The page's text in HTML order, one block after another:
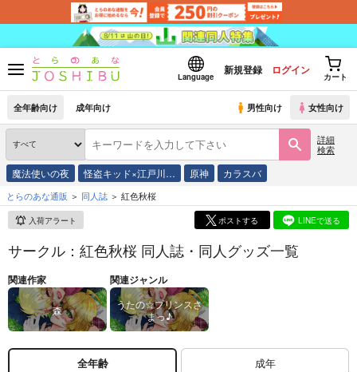
Language
新規登録 ログイン
カート
全年齢向け 成年向け 男性向け 女性向け
詳細
検索
魔法使いの夜 怪盗キッド×江戸川… 原神 カラスバ
とらのあな通販 同人誌 紅色秋桜
入荷アラート ポストする LINEで送る
サークル：紅色秋桜 同人誌・同人グッズ一覧
関連作家
森
関連ジャンル
うたの☆プリンスさ
まっ♪
全年齢 成年